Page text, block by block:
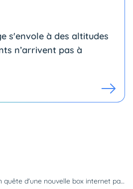
s'envole à des altitudes
n’arrivent pas à
En quête d'une nouvelle box internet pas chère ? Voici trois offres incontournables